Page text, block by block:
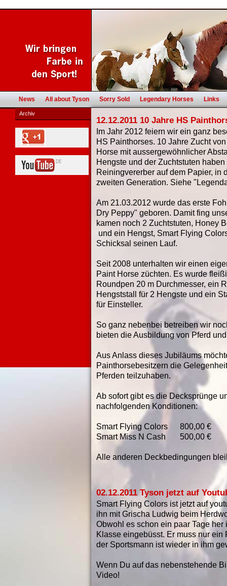
News All about Tyson Sorry Sold Legendary Horses Links
Archiv
12.12.2011 10 Jahre HS
Im Jahr 2012 feiern wir ein ganz
HS Painthorses. 10 Jahre Zucht
Horse mit aussergewöhnlicher
Hengste und der Zuchtstuten
Reiningvererber auf dem Papier, in
zweiten Generation. Siehe
Am 21.03.2012 wurde das erste
Dry Peppy" geboren. Damit fing
kamen noch 2 Zuchtstuten, Honey
und ein Hengst, Smart Flying
Schicksal seinen Lauf.
Seit 2008 unterhalten wir einen
Paint Horse züchten. Es wurde
Roundpen 20 m Durchmesser, ein
Hengststall für 2 Hengste und ein
für Einsteller.
So ganz nebenbei betreiben wir
bieten die Ausbildung von Pferd
Aus Anlass dieses Jubiläums
Painthorsebesitzern die
Pferden teilzuhaben.
Ab sofort gibt es die Decksprünge
nachfolgenden Konditionen:
Smart Flying Colors 800,00 €
Smart Miss N Cash 500,00 €
Alle anderen Deckbedingungen
02.12.2011 Tyson jetzt auf
Smart Flying Colors ist jetzt auf
ihn mit Grischa Ludwig beim
Obwohl es schon ein paar Tage her
Klasse eingebüsst. Er muss nur
der Sportsmann ist wieder in ihm
Wenn Du auf das nebenstehende
Video!